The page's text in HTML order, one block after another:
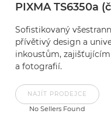
PIXMA TS6350a
Sofistikovaný
přívětivý design a
inkoustům,
a fotografií.
NAJÍT PRODEJCE
No Sellers Found